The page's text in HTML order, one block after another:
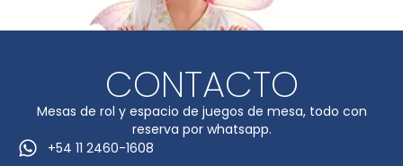
CONTACTO
Mesas de rol y espacio de juegos de mesa, todo con
reserva por whatsapp.
+54 11 2460-1608